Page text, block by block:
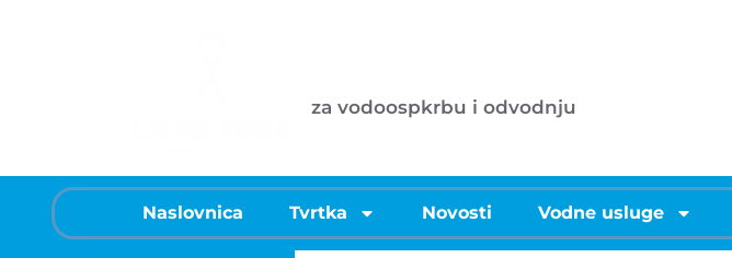
za vodoospkrbu i odvodnju
Naslovnica Tvrtka Novosti Vodne usluge